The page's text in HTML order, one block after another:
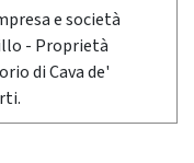
e società
- Proprietà
di Cava de'